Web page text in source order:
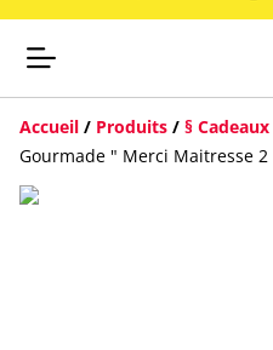
Accueil / Produits / §
Gourmade " Merci Maitresse 2